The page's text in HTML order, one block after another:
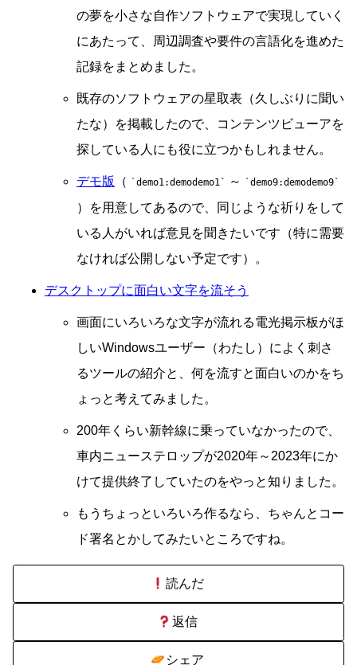
の夢を小さな自作ソフトウェアで実現していく
にあたって、周辺調査や要件の言語化を進めた
記録をまとめました。
既存のソフトウェアの星取表（久しぶりに聞い
たな）を掲載したので、コンテンツビューアを
探している人にも役に立つかもしれません。
デモ版 （ demo1:demodemo1 ～ demo9:demodemo9
）を用意してあるので、同じような祈りをして
いる人がいれば意見を聞きたいです（特に需要
なければ公開しない予定です）。
デスクトップに面白い文字を流そう
画面にいろいろな文字が流れる電光掲示板がほ
しいWindowsユーザー（わたし）によく刺さ
るツールの紹介と、何を流すと面白いのかをち
ょっと考えてみました。
200年くらい新幹線に乗っていなかったので、
車内ニューステロップが2020年～2023年にか
けて提供終了していたのをやっと知りました。
もうちょっといろいろ作るなら、ちゃんとコー
ド署名とかしてみたいところですね。
読んだ
返信
シェア